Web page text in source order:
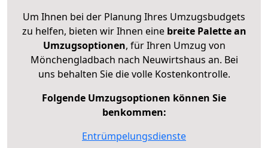
Um Ihnen bei der Planung Ihres Umzugsbudgets
zu helfen, bieten wir Ihnen eine breite Palette an
Umzugsoptionen, für Ihren Umzug von
Mönchengladbach nach Neuwirtshaus an. Bei
uns behalten Sie die volle Kostenkontrolle.
Folgende Umzugsoptionen können Sie
benkommen:
Entrümpelungsdienste